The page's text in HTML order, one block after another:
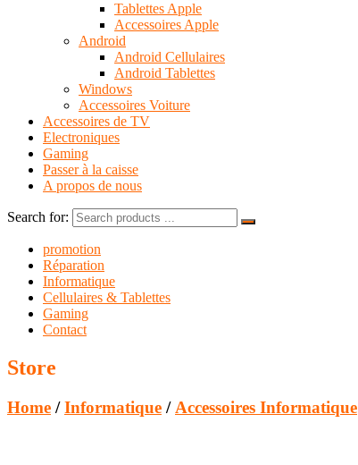
Tablettes Apple
Accessoires Apple
Android
Android Cellulaires
Android Tablettes
Windows
Accessoires Voiture
Accessoires de TV
Electroniques
Gaming
Passer à la caisse
A propos de nous
Search for:
promotion
Réparation
Informatique
Cellulaires & Tablettes
Gaming
Contact
Store
Home /Informatique / Accessoires Informatique